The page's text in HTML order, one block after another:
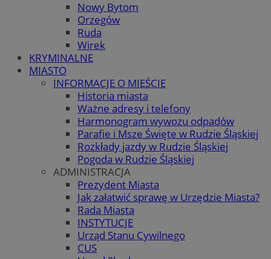
Nowy Bytom
Orzegów
Ruda
Wirek
KRYMINALNE
MIASTO
INFORMACJE O MIEŚCIE
Historia miasta
Ważne adresy i telefony
Harmonogram wywozu odpadów
Parafie i Msze Święte w Rudzie Śląskiej
Rozkłady jazdy w Rudzie Śląskiej
Pogoda w Rudzie Śląskiej
ADMINISTRACJA
Prezydent Miasta
Jak załatwić sprawę w Urzędzie Miasta?
Rada Miasta
INSTYTUCJE
Urząd Stanu Cywilnego
CUS